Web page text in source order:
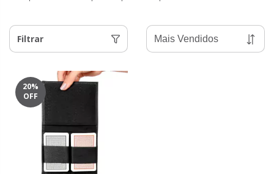
Filtrar
20%
OFF